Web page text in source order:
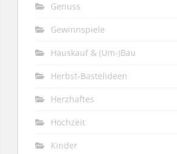
Genuss
Gewinnspiele
Hauskauf & (Um-)Bau
Herbst-Bastelideen
Herzhaftes
Hochzeit
Kinder